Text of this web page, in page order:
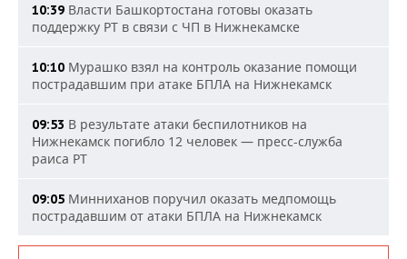
10:39 Власти Башкортостана готовы оказать
поддержку РТ в связи с ЧП в Нижнекамске
10:10 Мурашко взял на контроль оказание помощи
пострадавшим при атаке БПЛА на Нижнекамск
09:53 В результате атаки беспилотников на
Нижнекамск погибло 12 человек — пресс-служба
раиса РТ
09:05 Минниханов поручил оказать медпомощь
пострадавшим от атаки БПЛА на Нижнекамск